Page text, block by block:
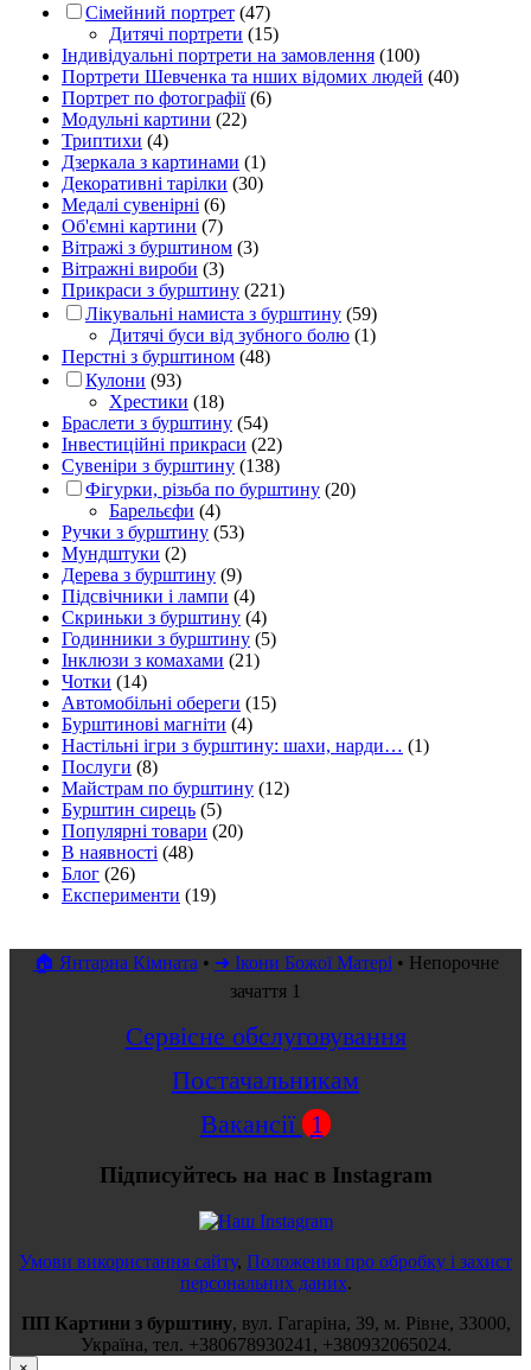
Сімейний портрет (47)
Дитячі портрети (15)
Індивідуальні портрети на замовлення (100)
Портрети Шевченка та нших відомих людей (40)
Портрет по фотографії(6)
Модульні картини (22)
Триптихи (4)
Дзеркала з картинами (1)
Декоративні тарілки (30)
Медалі сувенірні (6)
Об'ємні картини (7)
Вітражі з бурштином (3)
Вітражні вироби (3)
Прикраси з бурштину (221)
Лікувальні намиста з бурштину (59)
Дитячі буси від зубного болю (1)
Перстні з бурштином (48)
Кулони (93)
Хрестики (18)
Браслети з бурштину (54)
Інвестиційні прикраси (22)
Сувеніри з бурштину (138)
Фігурки, різьба по бурштину (20)
Барельєфи (4)
Ручки з бурштину (53)
Мундштуки (2)
Дерева з бурштину (9)
Підсвічники і лампи (4)
Скриньки з бурштину (4)
Годинники з бурштину (5)
Інклюзи з комахами (21)
Чотки (14)
Автомобільні обереги (15)
Бурштинові магніти (4)
Настільні ігри з бурштину: шахи, нарди… (1)
Послуги (8)
Майстрам по бурштину (12)
Бурштин сирець (5)
Популярні товари (20)
В наявності (48)
Блог (26)
Експерименти (19)
🏠 Янтарна Кімната • ➜ Ікони Божої Матері • Непорочне
зачаття 1
Сервісне обслуговування
Постачальникам
Вакансії 1
Підписуйтесь на нас в Instagram
Умови використання сайту, Положення про обробку і захист
персональних даних.
ПП Картини з бурштину, вул. Гагаріна, 39, м. Рівне, 33000,
Україна, тел. +380678930241 , +380932065024.